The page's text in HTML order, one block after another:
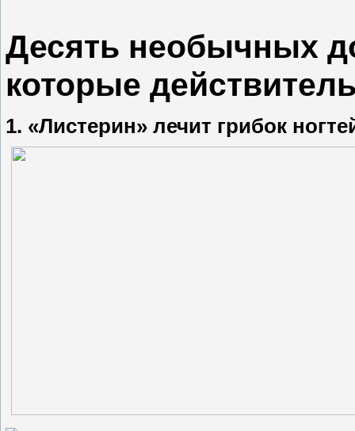
Десять необычных
которые
1. «Листерин» лечит грибок